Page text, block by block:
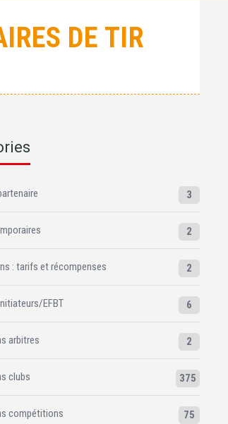
DE TIR
3
2
: tarifs et récompenses 2
EFBT 6
arbitres 2
clubs 375
compétitions 75